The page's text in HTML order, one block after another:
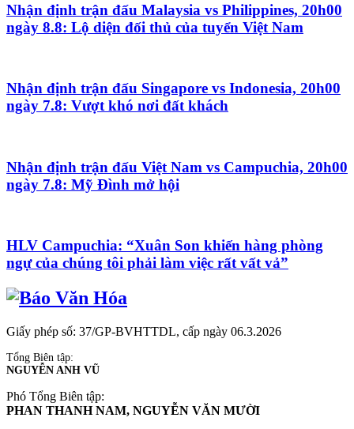
Nhận định trận đấu Malaysia vs Philippines, 20h00
ngày 8.8: Lộ diện đối thủ của tuyển Việt Nam
Nhận định trận đấu Singapore vs Indonesia, 20h00
ngày 7.8: Vượt khó nơi đất khách
Nhận định trận đấu Việt Nam vs Campuchia, 20h00
ngày 7.8: Mỹ Đình mở hội
HLV Campuchia: “Xuân Son khiến hàng phòng
ngự của chúng tôi phải làm việc rất vất vả”
Giấy phép số: 37/GP-BVHTTDL, cấp ngày 06.3.2026
Tổng Biên tập:
NGUYỄN ANH VŨ
Phó Tổng Biên tập:
PHAN THANH NAM, NGUYỄN VĂN MƯỜI